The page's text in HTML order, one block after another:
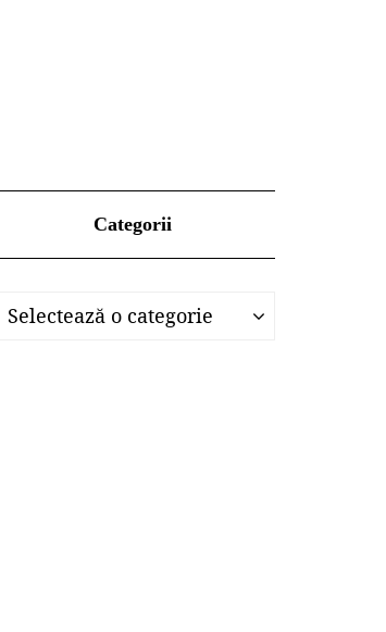
Categorii
Categorii
Selectează o categorie
Categorii